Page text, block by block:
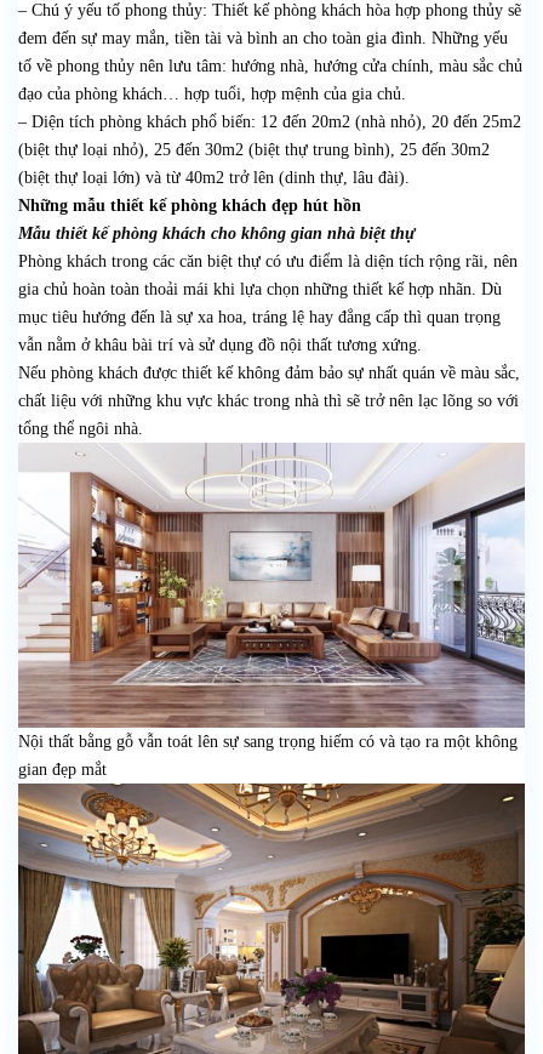
– Chú ý yếu tố phong thủy: Thiết kế phòng khách hòa hợp phong thủy sẽ
đem đến sự may mắn, tiền tài và bình an cho toàn gia đình. Những yếu
tố về phong thủy nên lưu tâm: hướng nhà, hướng cửa chính, màu sắc chủ
đạo của phòng khách… hợp tuổi, hợp mệnh của gia chủ.
– Diện tích phòng khách phổ biến: 12 đến 20m2 (nhà nhỏ), 20 đến 25m2
(biệt thự loại nhỏ), 25 đến 30m2 (biệt thự trung bình), 25 đến 30m2
(biệt thự loại lớn) và từ 40m2 trở lên (dinh thự, lâu đài).
Những mẫu thiết kế phòng khách đẹp hút hồn
Mẫu thiết kế phòng khách cho không gian nhà biệt thự
Phòng khách trong các căn biệt thự có ưu điểm là diện tích rộng rãi, nên
gia chủ hoàn toàn thoải mái khi lựa chọn những thiết kế hợp nhãn. Dù
mục tiêu hướng đến là sự xa hoa, tráng lệ hay đẳng cấp thì quan trọng
vẫn nằm ở khâu bài trí và sử dụng đồ nội thất tương xứng.
Nếu phòng khách được thiết kế không đảm bảo sự nhất quán về màu sắc,
chất liệu với những khu vực khác trong nhà thì sẽ trở nên lạc lõng so với
tổng thể ngôi nhà.
Nội thất bằng gỗ vẫn toát lên sự sang trọng hiếm có và tạo ra một không
gian đẹp mắt